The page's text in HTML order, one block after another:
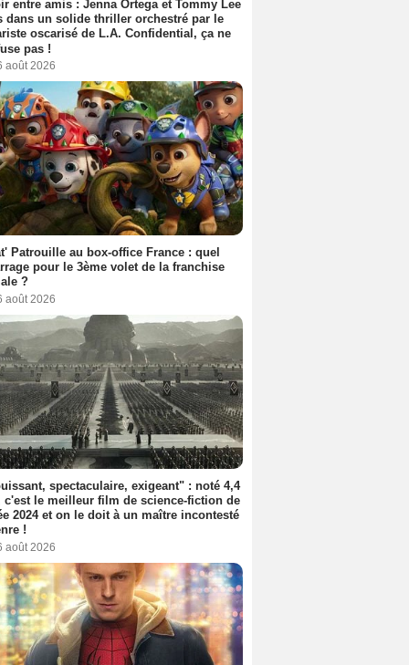
entre amis : Jenna Ortega et Tommy Lee
dans un solide thriller orchestré par le
oscarisé de L.A. Confidential, ça ne
pas !
août 2026
Patrouille au box-office France : quel
pour le 3ème volet de la franchise
?
août 2026
spectaculaire, exigeant" : noté 4,4
c'est le meilleur film de science-fiction de
2024 et on le doit à un maître incontesté
!
août 2026